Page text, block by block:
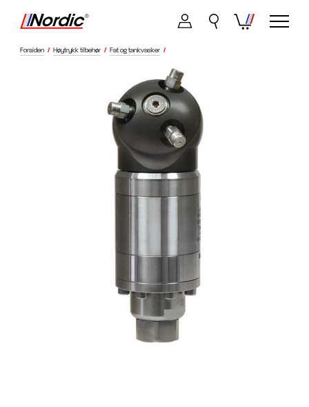
Forsiden / Høytrykk tilbehør / Fat og tankvasker /